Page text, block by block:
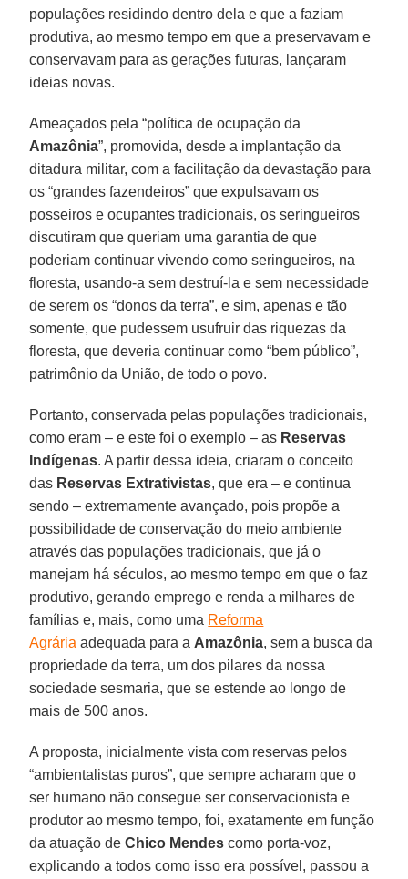
populações residindo dentro dela e que a faziam
produtiva, ao mesmo tempo em que a preservavam e
conservavam para as gerações futuras, lançaram
ideias novas.
Ameaçados pela “política de ocupação da
Amazônia”, promovida, desde a implantação da
ditadura militar, com a facilitação da devastação para
os “grandes fazendeiros” que expulsavam os
posseiros e ocupantes tradicionais, os seringueiros
discutiram que queriam uma garantia de que
poderiam continuar vivendo como seringueiros, na
floresta, usando-a sem destruí-la e sem necessidade
de serem os “donos da terra”, e sim, apenas e tão
somente, que pudessem usufruir das riquezas da
floresta, que deveria continuar como “bem público”,
patrimônio da União, de todo o povo.
Portanto, conservada pelas populações tradicionais,
como eram – e este foi o exemplo – as Reservas
Indígenas. A partir dessa ideia, criaram o conceito
das Reservas Extrativistas, que era – e continua
sendo – extremamente avançado, pois propõe a
possibilidade de conservação do meio ambiente
através das populações tradicionais, que já o
manejam há séculos, ao mesmo tempo em que o faz
produtivo, gerando emprego e renda a milhares de
famílias e, mais, como uma Reforma
Agrária adequada para a Amazônia, sem a busca da
propriedade da terra, um dos pilares da nossa
sociedade sesmaria, que se estende ao longo de
mais de 500 anos.
A proposta, inicialmente vista com reservas pelos
“ambientalistas puros”, que sempre acharam que o
ser humano não consegue ser conservacionista e
produtor ao mesmo tempo, foi, exatamente em função
da atuação deChico Mendes como porta-voz,
explicando a todos como isso era possível, passou a